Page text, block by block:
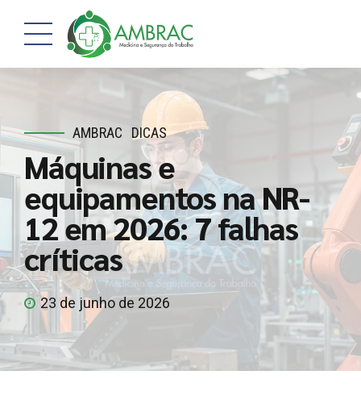
AMBRAC DICAS
Máquinas e
equipamentos na NR-
12 em 2026: 7 falhas
críticas
23 de junho de 2026